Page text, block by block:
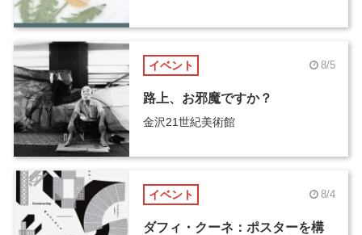
イベント 8/5
路上、お邪魔ですか？
金沢21世紀美術館
イベント 8/4
ダフィ・クーネ：ポスターを構